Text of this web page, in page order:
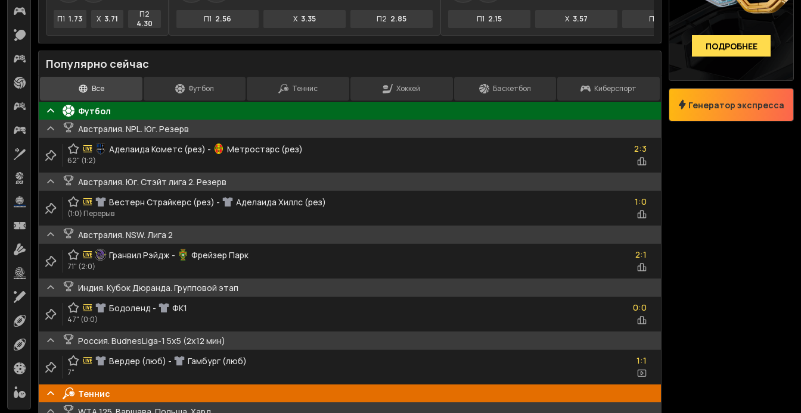
Настольный теннис 37
Киберфутбол
Кибербаскетбол
Киберхоккей 7
Бейсбол 7
Баскетбол 3х3
Водное поло 1
Футзал 1
Бадминтон
Пляжный волейбол
Крикет 3
Регби-лига
Австралийский футбол 1
Флорбол
Боулинг
П1 1.73 X 3.71
П2
4.30
П1 2.56 X 3.35 П2 2.85 П1 2.15 X 3.57 П2
Популярно сейчас
Все Футбол Теннис Хоккей Баскетбол Киберспорт
Футбол
Австралия. NPL. Юг. Резерв
Аделаида Кометс (рез) - Метростарс (рез)
2
2:
3
3
62" (1:2)
Австралия. Юг. Стэйт лига 2. Резерв
Вестерн Страйкерс (рез) - Аделаида Хиллс (рез)
1
1:
0
0
(1:0) Перерыв
Австралия. NSW. Лига 2
Гранвил Рэйдж - Фрейзер Парк
2
2:
1
1
71" (2:0)
Индия. Кубок Дюранда. Групповой этап
Бодоленд - ФК1
0
0:
0
0
47" (0:0)
Россия. BudnesLiga-1 5x5 (2x12 мин)
Вердер (люб) - Гамбург (люб)
1
1:
1
1
7"
Теннис
ПОДРОБНЕЕ
Генератор экспресса